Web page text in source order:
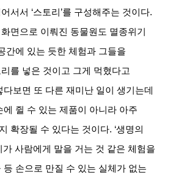
서서 ‘스토리 ’를 구성해주는 것이다.
화면으로 이뤄진 동물원도 멸종위기
간에 있는 듯한 체험과 그들을
를 넣은 것이고 그게 먹혔다고
다보면 또 다른 재미난 일이 생기는데
에 쥘 수 있는 제품이 아니라 아주
확장될 수 있다는 것이다. ‘생명의
가 사람에게 말을 거는 것 같은 체험을
손으로 만질 수 있는 실체가 없는